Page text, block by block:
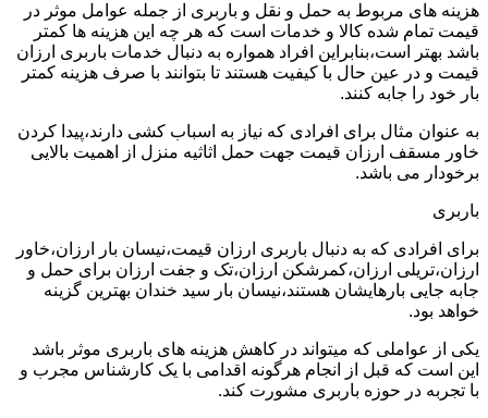
هزینه های مربوط به حمل و نقل و باربری از جمله عوامل موثر در
قیمت تمام شده کالا و خدمات است که هر چه این هزینه ها کمتر
باشد بهتر است،بنابراین افراد همواره به دنبال خدمات باربری ارزان
قیمت و در عین حال با کیفیت هستند تا بتوانند با صرف هزینه کمتر
بار خود را جابه کنند.
به عنوان مثال برای افرادی که نیاز به اسباب کشی دارند،پیدا کردن
خاور مسقف ارزان قیمت جهت حمل اثاثیه منزل از اهمیت بالایی
برخودار می باشد.
باربری
برای افرادی که به دنبال باربری ارزان قیمت،نیسان بار ارزان،خاور
ارزان،تریلی ارزان،کمرشکن ارزان،تک و جفت ارزان برای حمل و
جابه جایی بارهایشان هستند،نیسان بار سید خندان بهترین گزینه
خواهد بود.
یکی از عواملی که میتواند در کاهش هزینه های باربری موثر باشد
این است که قبل از انجام هرگونه اقدامی با یک کارشناس مجرب و
با تجربه در حوزه باربری مشورت کند.